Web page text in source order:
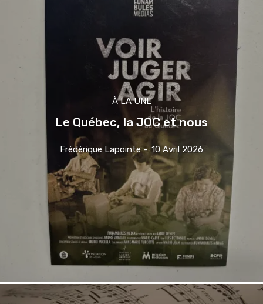
À LA UNE
Le Québec, la JOC et nous
Frédérique Lapointe - 10 Avril 2026